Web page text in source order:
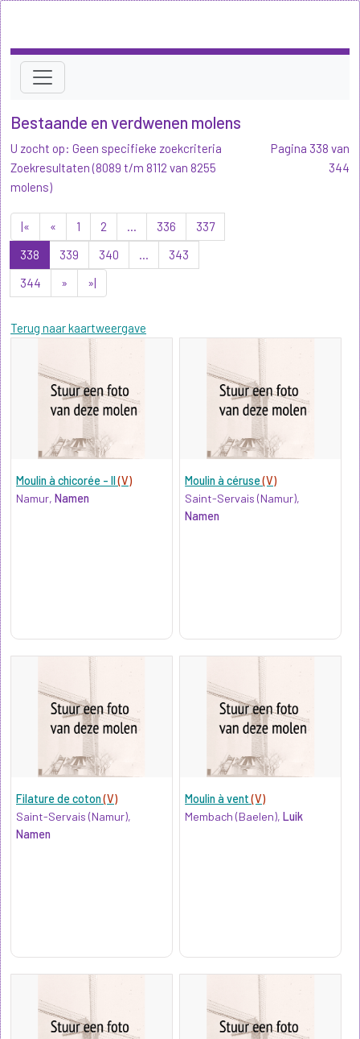
Bestaande en verdwenen molens
U zocht op: Geen specifieke zoekcriteria
Zoekresultaten (8089 t/m 8112 van 8255
molens)
|« « 1 2 ... 336
337
338
339 340 ...
343
344
» »|
Terug naar kaartweergave
Pagina 338 van
344
Moulin à chicorée - II(V)
Namur, Namen
Moulin à céruse(V)
Saint-Servais (Namur),
Namen
Filature de coton(V)
Saint-Servais (Namur),
Namen
Moulin à vent(V)
Membach (Baelen),Luik